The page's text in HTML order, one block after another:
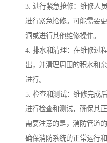
3. 进行紧急抢修：维修人
进行紧急抢修。可能需要
洞或进行其他维修操作。
4. 排水和清理：在维修过
出，并清理周围的积水和
进行。
5. 检查和测试：维修完成
进行检查和测试，确保其
需要注意的是，消防管道
确保消防系统的正常运行和